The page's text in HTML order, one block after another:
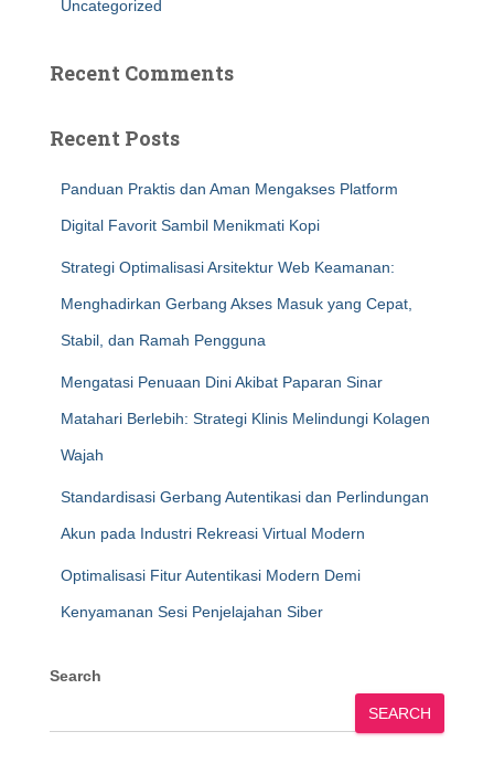
Uncategorized
Recent Comments
Recent Posts
Panduan Praktis dan Aman Mengakses Platform
Digital Favorit Sambil Menikmati Kopi
Strategi Optimalisasi Arsitektur Web Keamanan:
Menghadirkan Gerbang Akses Masuk yang Cepat,
Stabil, dan Ramah Pengguna
Mengatasi Penuaan Dini Akibat Paparan Sinar
Matahari Berlebih: Strategi Klinis Melindungi Kolagen
Wajah
Standardisasi Gerbang Autentikasi dan Perlindungan
Akun pada Industri Rekreasi Virtual Modern
Optimalisasi Fitur Autentikasi Modern Demi
Kenyamanan Sesi Penjelajahan Siber
Search
SEARCH